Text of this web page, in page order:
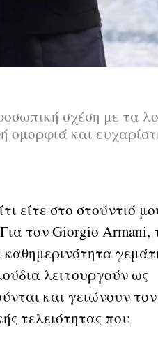
σχέση με τα
ομορφιά και
είτε στο στούντιό
τον Giorgio Armani,
λειτουργούν ως
και γειώνουν τον
τελειότητας που